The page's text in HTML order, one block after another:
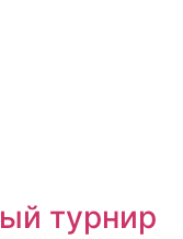
турнир